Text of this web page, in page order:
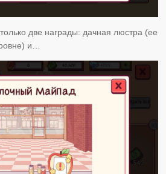
две награды: дачная люстра (ее
и…